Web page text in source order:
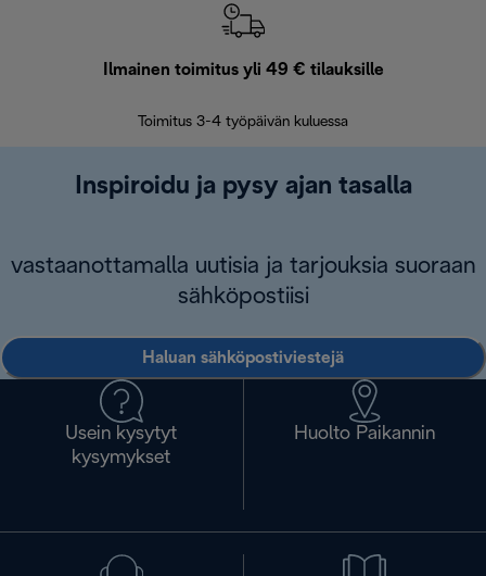
Ilmainen toimitus yli 49 € tilauksille
Toimitus 3-4 työpäivän kuluessa
Inspiroidu ja pysy ajan tasalla
vastaanottamalla uutisia ja tarjouksia suoraan
sähköpostiisi
Haluan sähköpostiviestejä
Usein kysytyt
kysymykset
Huolto Paikannin